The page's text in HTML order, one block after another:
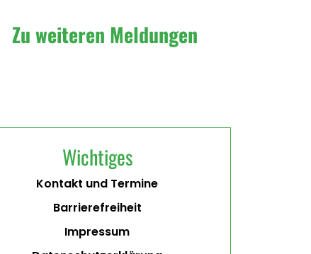
Zu weiteren Meldungen
Wichtiges
Kontakt und Termine
Barrierefreiheit
Impressum